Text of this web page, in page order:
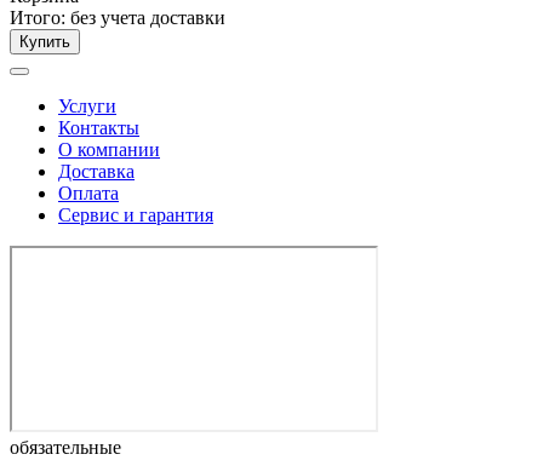
Итого: без учета доставки
Купить
Услуги
Контакты
О компании
Доставка
Оплата
Сервис и гарантия
обязательные